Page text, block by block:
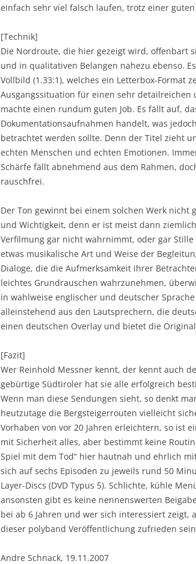
einfach sehr viel falsch laufen, trotz einer
[Technik]
Die Nordroute, die hier gezeigt wird, offenbart
und in qualitativen Belangen nahezu ebenso.
Vollbild (1.33:1), welches ein Letterbox-Format
Ausgangssituation für einen sehr detailreichen
machte einen rundum guten Job. Es fällt auf,
Dokumentationsaufnahmen handelt, was
betrachtet werden sollte. Denn der Titel zieht
echten Menschen und echten Emotionen.
Schärfe fällt abnehmend aus dem Rahmen,
rauschfrei.
Der Ton gewinnt bei einem solchen Werk
und Wichtigkeit, denn er ist meist dann
Verfilmung gar nicht wahrnimmt, oder gar
etwas musikalische Art und Weise der
Dialoge, die die Aufmerksamkeit ihrer
leichtes Grundrauschen wahrzunehmen,
in wahlweise englischer und deutscher
alleinstehend aus den Lautsprechern, die
einen deutschen Overlay und bietet die
[Fazit]
Wer Reinhold Messner kennt, der kennt auch
gebürtige Südtiroler hat sie alle erfolgreich
Wenn man diese Sendungen sieht, so denkt
heutzutage die Bergsteigerrouten vielleicht
Vorhaben von vor 20 Jahren erleichtern, so ist
mit Sicherheit alles, aber bestimmt keine
Spiel mit dem Tod“ hier hautnah und ehrlich
sich auf sechs Episoden zu jeweils rund 50
Layer-Discs (DVD Typus 5). Schlichte, kühle
ansonsten gibt es keine nennenswerten
bei ab 6 Jahren und wer sich interessiert
dieser polyband Veröffentlichung zufrieden
Andre Schnack, 19.11.2007